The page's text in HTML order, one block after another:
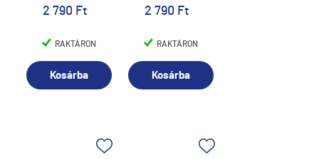
2 790 Ft
RAKTÁRON
Kosárba
2 790 Ft
RAKTÁRON
Kosárba